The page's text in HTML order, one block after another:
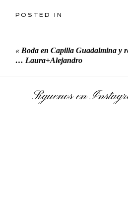
POSTED IN
« Boda en Capilla Guadalmina y
… Laura+Alejandro
Síguenos en